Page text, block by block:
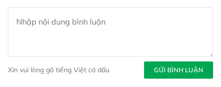
Xin vui lòng gõ tiếng Việt có dấu GỬI BÌNH LUẬN